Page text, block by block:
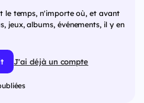
le temps, n'importe où, et avant
jeux, albums, événements, il y en
J'ai déjà un compte